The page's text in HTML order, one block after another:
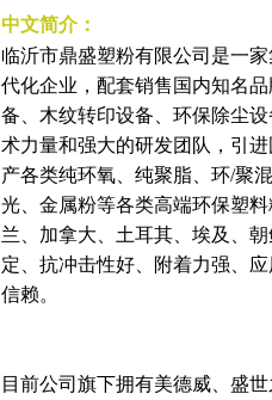
中文简介：
临沂市鼎盛塑粉有限公司是一
代化企业，配套销售国内知名
备、木纹转印设备、环保除尘
术力量和强大的研发团队，引
产各类纯环氧、纯聚脂、环/聚
光、金属粉等各类高端环保塑
兰、加拿大、土耳其、埃及、
定、抗冲击性好、附着力强、
信赖。
目前公司旗下拥有美德威、盛